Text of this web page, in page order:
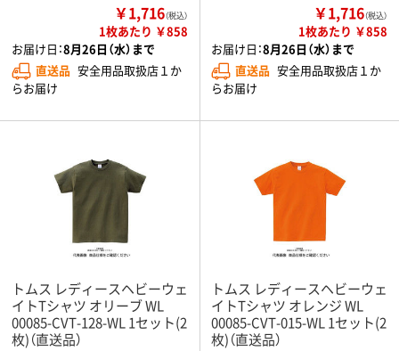
￥1,716（税込）
1枚あたり ￥858
お届け日：8月26日（水）まで
直送品 安全用品取扱店１か
らお届け
￥1,716（税込）
1枚あたり ￥858
お届け日：8月26日（水）まで
直送品 安全用品取扱店１か
らお届け
トムス レディースヘビーウェ
イトTシャツ オリーブ WL
00085-CVT-128-WL 1セット(2
枚)（直送品）
トムス レディースヘビーウェ
イトTシャツ オレンジ WL
00085-CVT-015-WL 1セット(2
枚)（直送品）